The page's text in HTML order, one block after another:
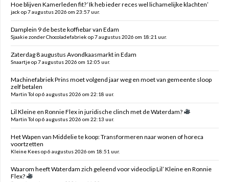
Hoe blijven Kamerleden fit? ‘Ik heb ieder reces wel lichamelijke klachten’
jack op 7 augustus 2026 om 23:57 uur.
Damplein 9 de beste koffiebar van Edam
Sjaakie zonder Chocoladefabriek op 7 augustus 2026 om 18:21 uur.
Zaterdag 8 augustus Avondkaasmarkt in Edam
Snaartje op 7 augustus 2026 om 12:05 uur.
Machinefabriek Prins moet volgend jaar weg en moet van gemeente sloop
zelf betalen
Martin Tol op 6 augustus 2026 om 22:18 uur.
Lil Kleine en Ronnie Flex in juridische clinch met de Waterdam?
Martin Tol op 6 augustus 2026 om 22:13 uur.
Het Wapen van Middelie te koop: Transformeren naar wonen of horeca
voortzetten
Kleine Kees op 6 augustus 2026 om 18:51 uur.
Waarom heeft Waterdam zich geleend voor videoclip Lil’ Kleine en Ronnie
Flex?